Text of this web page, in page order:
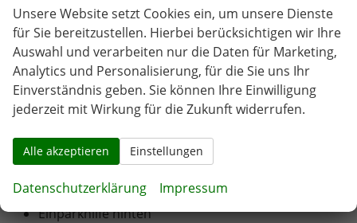
ESP
Servolenkung
Lichtsensor
Regensensor
Innenspiegel automatisch abblendbar
Verkehrszeichenerkennung
Müdigkeitswarner
Alarmanlage
Einparkhilfe hinten
Unsere Website setzt Cookies ein, um unsere Dienste
für Sie bereitzustellen. Hierbei berücksichtigen wir Ihre
Auswahl und verarbeiten nur die Daten für Marketing,
Analytics und Personalisierung, für die Sie uns Ihr
Einverständnis geben. Sie können Ihre Einwilligung
jederzeit mit Wirkung für die Zukunft widerrufen.
Alle akzeptieren Einstellungen
Datenschutzerklärung Impressum